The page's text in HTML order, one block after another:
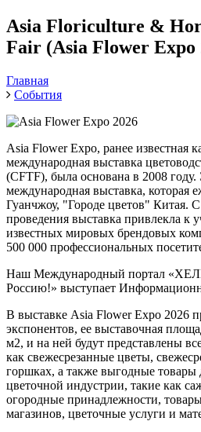
Asia Floriculture &
Fair (Asia Flower Expo
Главная
События
Asia Flower Expo, ранее известная
международная выставка
(CFTF), была основана в 2008 году.
международная выставка, которая
Гуанчжоу, "Городе цветов" Китая. С
проведения выставка привлекла к
известных мировых брендовых
500 000 профессиональных
Наш Международный портал
Россию!» выступает
В выставке Asia Flower Expo 2026
экспонентов, ее выставочная
м2, и на ней будут представлены
как свежесрезанные цветы,
горшках, а также выгодные товары
цветочной индустрии, такие как
огородные принадлежности,
магазинов, цветочные услуги и